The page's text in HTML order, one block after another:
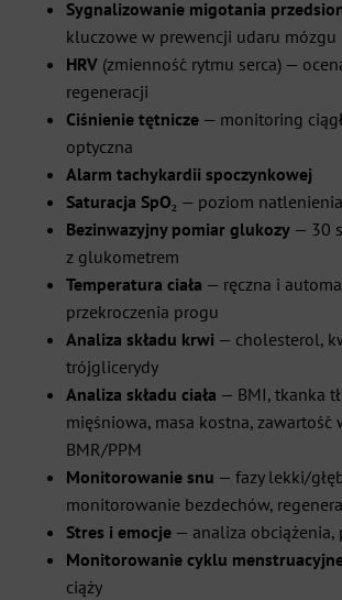
Sygnalizowanie migotania
kluczowe w prewencji udaru mózgu
HRV (zmienność rytmu serca) —
regeneracji
Ciśnienie tętnicze — monitoring
optyczna
Alarm tachykardii spoczynkowej
Saturacja SpO₂ — poziom
Bezinwazyjny pomiar glukozy — 30
z glukometrem
Temperatura ciała — ręczna i
przekroczenia progu
Analiza składu krwi — cholesterol,
trójglicerydy
Analiza składu ciała — BMI, tkanka
mięśniowa, masa kostna, zawartość
BMR/PPM
Monitorowanie snu — fazy lekki/
monitorowanie bezdechów,
Stres i emocje — analiza obciążenia,
Monitorowanie cyklu
ciąży